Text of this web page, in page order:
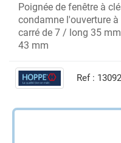
Poignée de fenêtre à
condamne l'ouverture
carré de 7 / long 35
43 mm
Ref :